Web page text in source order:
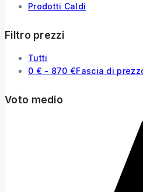
Prodotti Caldi
Filtro prezzi
Tutti
0 € - 870 €Fascia di
Voto medio